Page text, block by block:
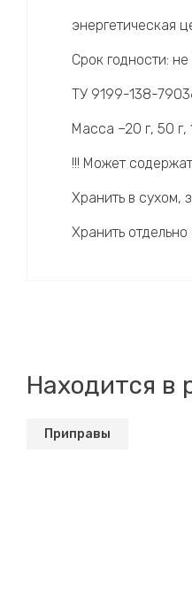
энергетическая
Срок годности:
ТУ 9199-138-
Масса –20 г, 50 г,
!!! Может
Хранить в сухом,
Хранить
Находится в
Приправы